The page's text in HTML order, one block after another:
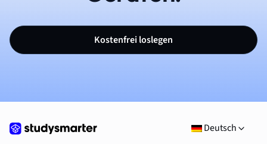
Kostenfrei loslegen
Deutsch